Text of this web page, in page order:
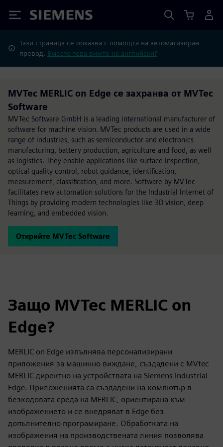
Siemens
Тази страница се показва с помощта на автоматизиран
превод. Вместо това вижте на английски?
MVTec MERLIC on Edge се захранва от MVTec
Software
MVTec Software GmbH is a leading international manufacturer of
software for machine vision. MVTec products are used in a wide
range of industries, such as semiconductor and electronics
manufacturing, battery production, agriculture and food, as well
as logistics. They enable applications like surface inspection,
optical quality control, robot guidance, identification,
measurement, classification, and more. Software by MVTec
facilitates new automation solutions for the Industrial Internet of
Things by providing modern technologies like 3D vision, deep
learning, and embedded vision.
Открийте MVTec Software
Защо MVTec MERLIC on
Edge?
MERLIC on Edge изпълнява персонализирани
приложения за машинно виждане, създадени с MVtec
MERLIC директно на устройствата на Siemens Industrial
Edge. Приложенията са създадени на компютър в
безкодовата среда на MERLIC, ориентирана към
изображението и се внедряват в Edge без
допълнително програмиране. Обработката на
изображения на производствената линия позволява